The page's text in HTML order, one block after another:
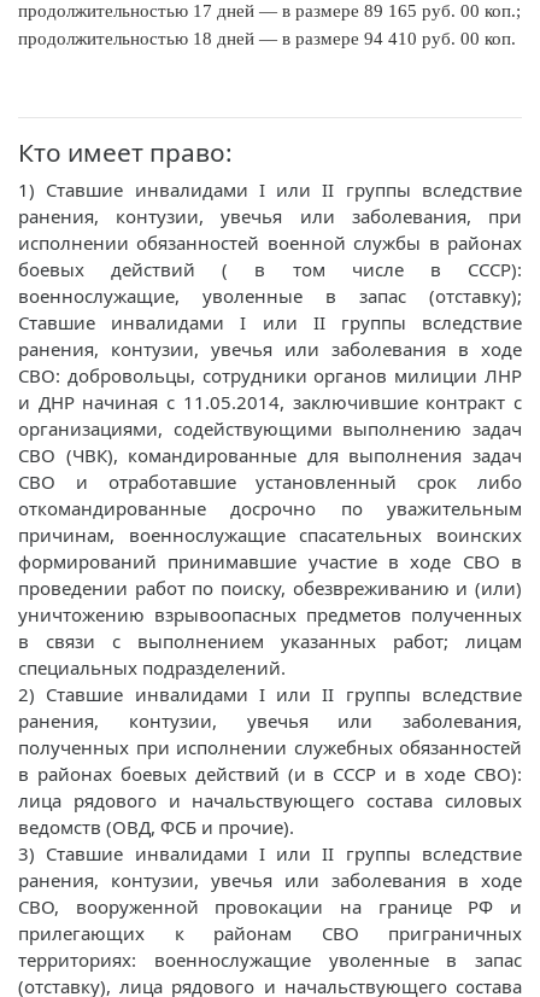
продолжительностью 17 дней — в размере 89 165 руб. 00 коп.;
продолжительностью 18 дней — в размере 94 410 руб. 00 коп.
Кто имеет право:
1) Ставшие инвалидами I или II группы вследствие
ранения, контузии, увечья или заболевания, при
исполнении обязанностей военной службы в районах
боевых действий ( в том числе в СССР):
военнослужащие, уволенные в запас (отставку);
Ставшие инвалидами I или II группы вследствие
ранения, контузии, увечья или заболевания в ходе
СВО: добровольцы, сотрудники органов милиции ЛНР
и ДНР начиная с 11.05.2014, заключившие контракт с
организациями, содействующими выполнению задач
СВО (ЧВК), командированные для выполнения задач
СВО и отработавшие установленный срок либо
откомандированные досрочно по уважительным
причинам, военнослужащие спасательных воинских
формирований принимавшие участие в ходе СВО в
проведении работ по поиску, обезвреживанию и (или)
уничтожению взрывоопасных предметов полученных
в связи с выполнением указанных работ; лицам
специальных подразделений.
2) Ставшие инвалидами I или II группы вследствие
ранения, контузии, увечья или заболевания,
полученных при исполнении служебных обязанностей
в районах боевых действий (и в СССР и в ходе СВО):
лица рядового и начальствующего состава силовых
ведомств (ОВД, ФСБ и прочие).
3) Ставшие инвалидами I или II группы вследствие
ранения, контузии, увечья или заболевания в ходе
СВО, вооруженной провокации на границе РФ и
прилегающих к районам СВО приграничных
территориях: военнослужащие уволенные в запас
(отставку), лица рядового и начальствующего состава